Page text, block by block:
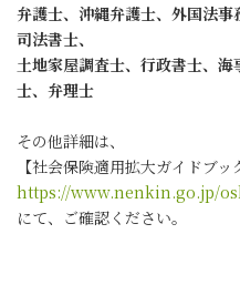
弁護士、沖縄弁護士、外国法事
司法書士、
土地家屋調査士、行政書士、
士、弁理士
その他詳細は、
【社会保険適用拡大ガイドブッ
https://www.nenkin.go.jp/
にて、ご確認ください。